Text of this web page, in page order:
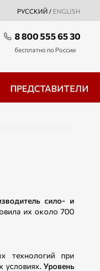
РУССКИЙ / ENGLISH
8 800 555 65 30
бесплатно по России
ПРЕДСТАВИТЕЛИ
сило- и
их около 700
технологий при
условиях.Уровень